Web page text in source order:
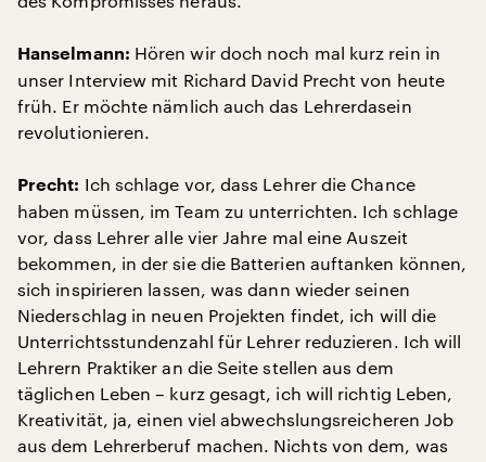
Hanselmann: Hören wir doch noch mal kurz rein in
unser Interview mit Richard David Precht von heute
früh. Er möchte nämlich auch das Lehrerdasein
revolutionieren.
Precht: Ich schlage vor, dass Lehrer die Chance
haben müssen, im Team zu unterrichten. Ich schlage
vor, dass Lehrer alle vier Jahre mal eine Auszeit
bekommen, in der sie die Batterien auftanken können,
sich inspirieren lassen, was dann wieder seinen
Niederschlag in neuen Projekten findet, ich will die
Unterrichtsstundenzahl für Lehrer reduzieren. Ich will
Lehrern Praktiker an die Seite stellen aus dem
täglichen Leben – kurz gesagt, ich will richtig Leben,
Kreativität, ja, einen viel abwechslungsreicheren Job
aus dem Lehrerberuf machen. Nichts von dem, was